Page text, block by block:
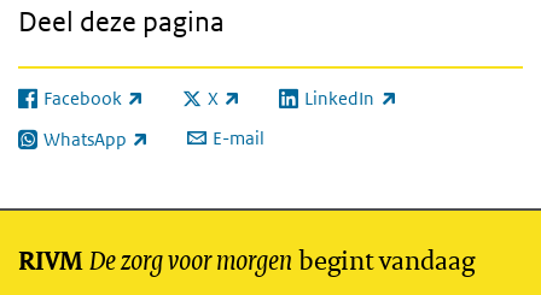
Deel deze pagina
Facebook
(externe link) X
(externe link) LinkedIn
(externe link)
WhatsApp
(externe link) E-mail
RIVMDe zorg voor morgen begint vandaag